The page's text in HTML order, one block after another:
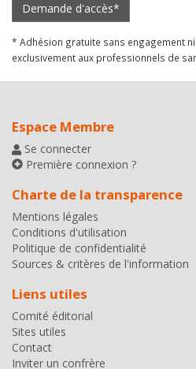
Demande d'accès*
* Adhésion gratuite sans engagement
exclusivement aux professionnels de
Espace Membre
Se connecter
Première connexion ?
Charte de la transparence
Mentions légales
Conditions d'utilisation
Politique de confidentialité
Sources & critères de l'information
Liens utiles
Comité éditorial
Sites utiles
Contact
Inviter un confrère